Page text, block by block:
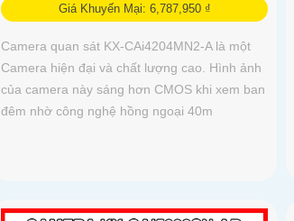
Giá Khuyến Mại: 6,787,950 ₫
Camera quan sát KX-CAi4204MN2-A là một
Camera hiện đại và chất lượng cao. Hình ảnh
của camera này sáng hơn CMOS khi xem ban
đêm nhờ công nghệ hồng ngoại 40m